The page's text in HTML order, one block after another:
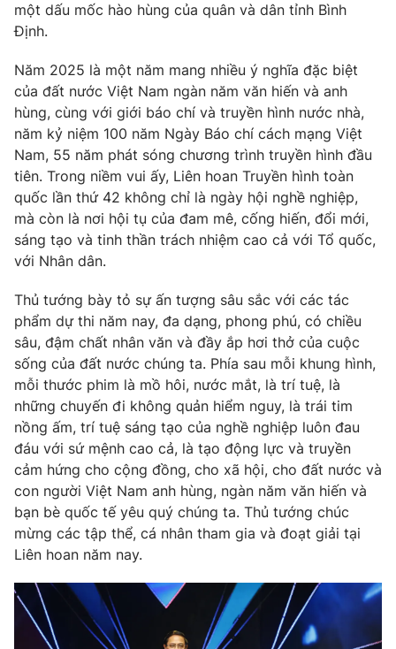
một dấu mốc hào hùng của quân và dân tỉnh Bình
Định.
Năm 2025 là một năm mang nhiều ý nghĩa đặc biệt
của đất nước Việt Nam ngàn năm văn hiến và anh
hùng, cùng với giới báo chí và truyền hình nước nhà,
năm kỷ niệm 100 năm Ngày Báo chí cách mạng Việt
Nam, 55 năm phát sóng chương trình truyền hình đầu
tiên. Trong niềm vui ấy, Liên hoan Truyền hình toàn
quốc lần thứ 42 không chỉ là ngày hội nghề nghiệp,
mà còn là nơi hội tụ của đam mê, cống hiến, đổi mới,
sáng tạo và tinh thần trách nhiệm cao cả với Tổ quốc,
với Nhân dân.
Thủ tướng bày tỏ sự ấn tượng sâu sắc với các tác
phẩm dự thi năm nay, đa dạng, phong phú, có chiều
sâu, đậm chất nhân văn và đầy ắp hơi thở của cuộc
sống của đất nước chúng ta. Phía sau mỗi khung hình,
mỗi thước phim là mồ hôi, nước mắt, là trí tuệ, là
những chuyến đi không quản hiểm nguy, là trái tim
nồng ấm, trí tuệ sáng tạo của nghề nghiệp luôn đau
đáu với sứ mệnh cao cả, là tạo động lực và truyền
cảm hứng cho cộng đồng, cho xã hội, cho đất nước và
con người Việt Nam anh hùng, ngàn năm văn hiến và
bạn bè quốc tế yêu quý chúng ta. Thủ tướng chúc
mừng các tập thể, cá nhân tham gia và đoạt giải tại
Liên hoan năm nay.